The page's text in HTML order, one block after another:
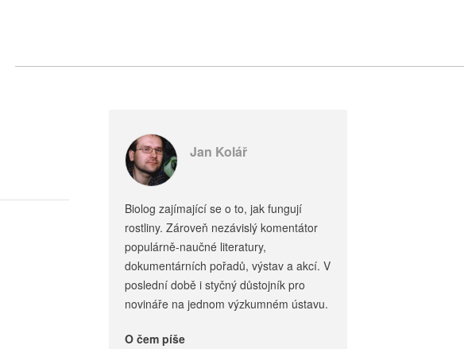
Jan Kolář
Biolog zajímající se o to, jak fungují
rostliny. Zároveň nezávislý komentátor
populárně-naučné literatury,
dokumentárních pořadů, výstav a akcí. V
poslední době i styčný důstojník pro
novináře na jednom výzkumném ústavu.
O čem píše